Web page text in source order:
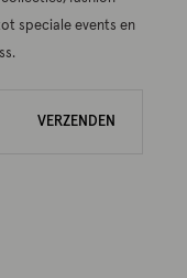
speciale events en
VERZENDEN